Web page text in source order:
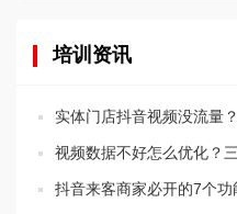
培训资讯
实体门店抖音视频没流量
视频数据不好怎么优化？
抖音来客商家必开的7个功